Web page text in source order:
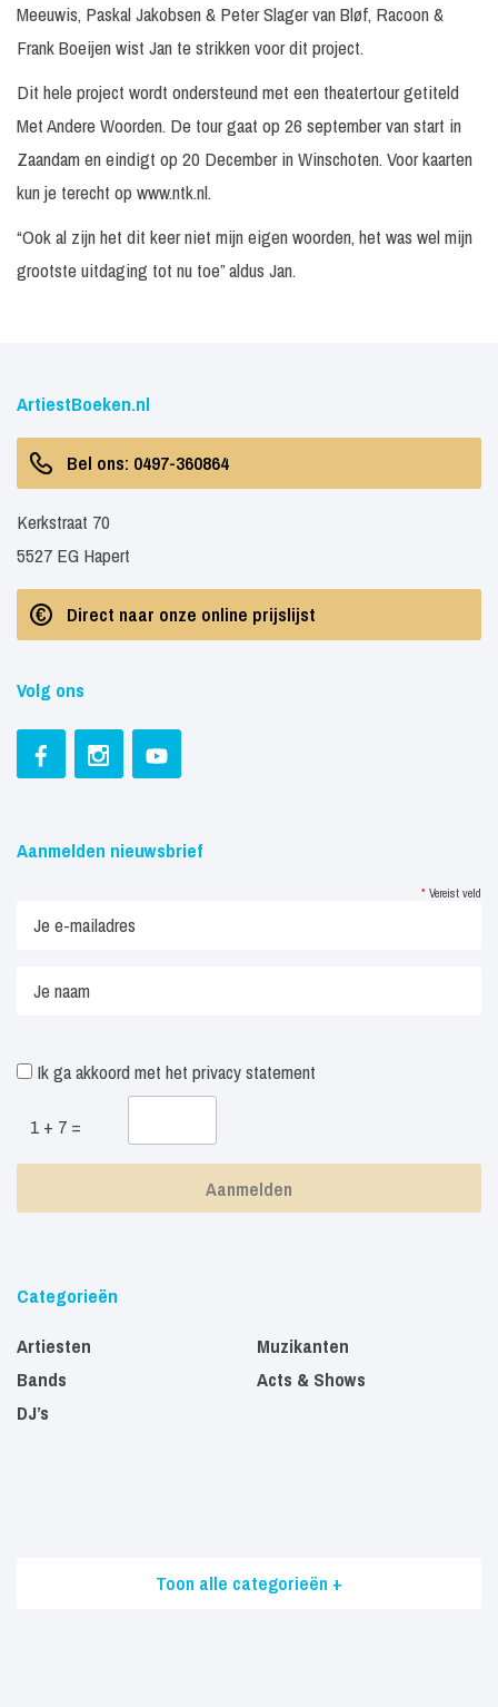
Meeuwis, Paskal Jakobsen & Peter Slager van Bløf, Racoon &
Frank Boeijen wist Jan te strikken voor dit project.
Dit hele project wordt ondersteund met een theatertour getiteld
Met Andere Woorden. De tour gaat op 26 september van start in
Zaandam en eindigt op 20 December in Winschoten. Voor kaarten
kun je terecht op www.ntk.nl.
“Ook al zijn het dit keer niet mijn eigen woorden, het was wel mijn
grootste uitdaging tot nu toe” aldus Jan.
ArtiestBoeken.nl
Bel ons: 0497-360864
Kerkstraat 70
5527 EG Hapert
Direct naar onze online prijslijst
Volg ons
Aanmelden nieuwsbrief
* Vereist veld
Ik ga akkoord met het privacy statement
1 + 7 =
Categorieën
Artiesten
Bands
DJ’s
Muzikanten
Acts & Shows
Toon alle categorieën +